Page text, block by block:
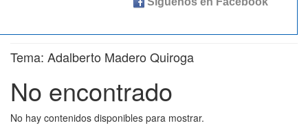
Tema: Adalberto Madero Quiroga
No encontrado
No hay contenidos disponibles para mostrar.